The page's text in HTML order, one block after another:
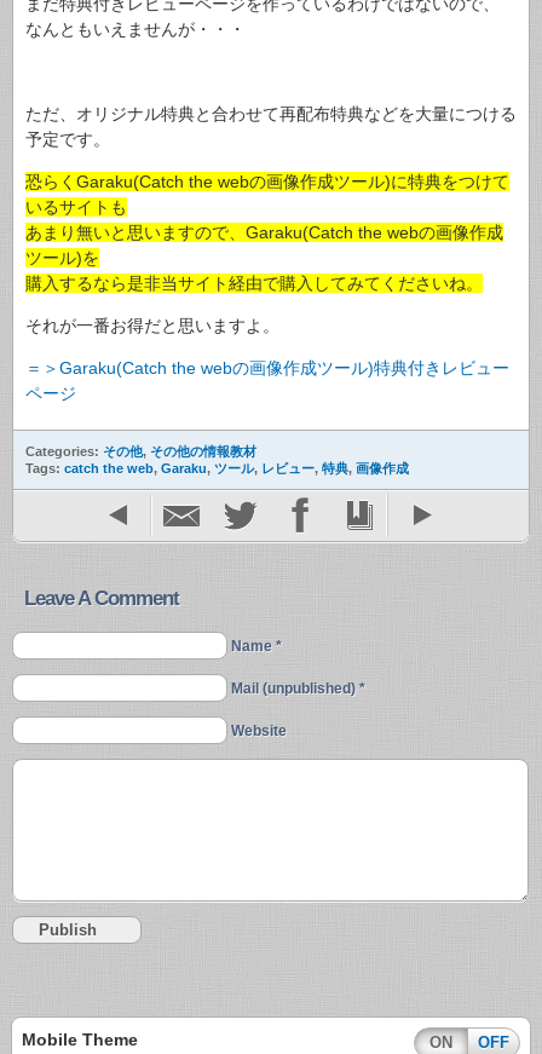
まだ特典付きレビューページを作っているわけではないので、
なんともいえませんが・・・
ただ、オリジナル特典と合わせて再配布特典などを大量につける
予定です。
恐らくGaraku(Catch the webの画像作成ツール)に特典をつけて
いるサイトも
あまり無いと思いますので、Garaku(Catch the webの画像作成
ツール)を
購入するなら是非当サイト経由で購入してみてくださいね。
それが一番お得だと思いますよ。
＝＞Garaku(Catch the webの画像作成ツール)特典付きレビュー
ページ
Categories: その他, その他の情報教材
Tags: catch the web, Garaku, ツール, レビュー, 特典, 画像作成
Leave A Comment
Name *
Mail (unpublished) *
Website
Mobile Theme ON OFF